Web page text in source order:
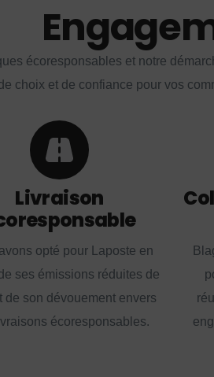
écoresponsables et notre
choix et de confiance pour vos
Livraison
opté pour Laposte en
ses émissions réduites de
de son dévouement envers
écoresponsables.